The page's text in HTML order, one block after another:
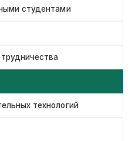
студентами
технологий